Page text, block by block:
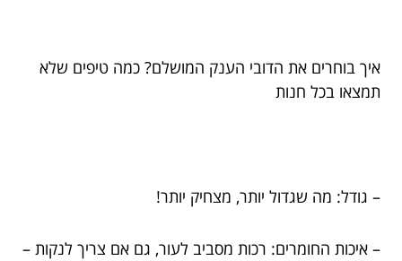
איך בוחרים את הדובי הענק המושלם? כמה טיפים שלא
תמצאו בכל חנות
– גודל: מה שגדול יותר, מצחיק יותר!
– איכות החומרים: רכות מסביב לעור, גם אם צריך לנקות –